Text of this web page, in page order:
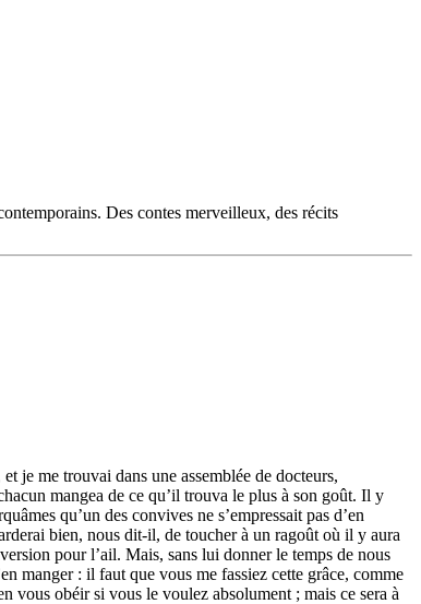
Des contes merveilleux, des récits
je me trouvai dans une assemblée de docteurs,
mangea de ce qu’il trouva le plus à son goût. Il y
qu’un des convives ne s’empressait pas d’en
bien, nous dit-il, de toucher à un ragoût où il y aura
pour l’ail. Mais, sans lui donner le temps de nous
manger : il faut que vous me fassiez cette grâce, comme
vous obéir si vous le voulez absolument ; mais ce sera à